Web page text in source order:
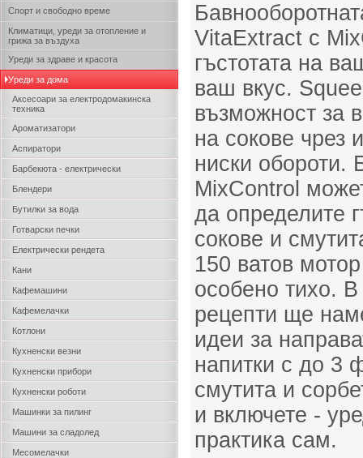
Спорт и свободно време
Климатици, уреди за отопление и
грижа за въздуха
Уреди за здраве и красота
Уреди за дома
Аксесоари за електродомакинска
техника
Ароматизатори
Аспиратори
Барбекюта - електрически
Блендери
Бутилки за вода
Готварски печки
Електрически рендета
Кани
Кафемашини
Кафемелачки
Котлони
Кухненски везни
Кухненски прибори
Кухненски роботи
Машинки за пилинг
Машини за сладолед
Месомелачки
VitaExtract с
гъстотата на
ваш вкус.
възможност за
на сокове чрез
ниски обороти.
MixControl
да определите
сокове и
150 ватов
особено тихо.
рецепти ще
идеи за
напитки с до 3
смутита и
и включете -
практика сам.